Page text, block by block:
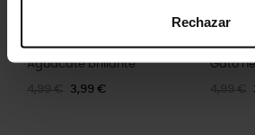
Rechazar
Aguacate brillante
4,99 € 3,99 €
Gato